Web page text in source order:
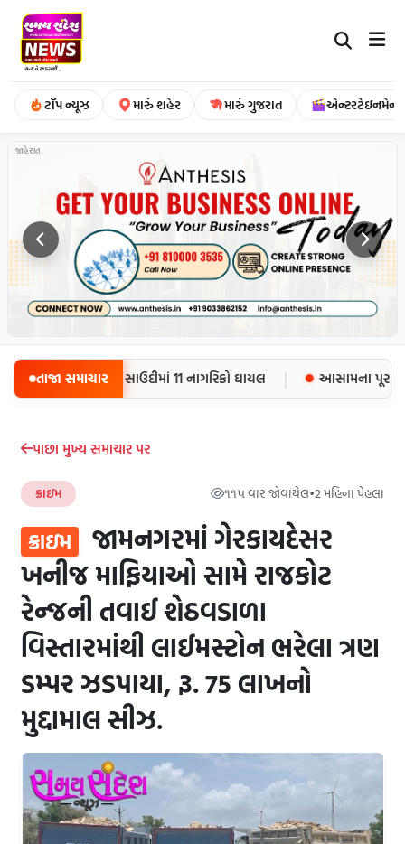
ટૉપ ન્યૂઝ મારું શહેર મારું ગુજરાત એન્ટરટેઇનમેન્ટ
જાહેરાત
તાજા સમાચાર
સૈનિકોના મોત, સાઉદીમાં 11 નાગરિકો ઘાયલ | આસામના પૂર
પાછા મુખ્ય સમાચાર પર
ક્રાઇમ ૧૧૫ વાર જોવાયેલ•2 મહિના પેહલા
ક્રાઇમ
જામનગરમાં ગેરકાયદેસર
ખનીજ માફિયાઓ સામે રાજકોટ
રેન્જની તવાઈ શેઠવડાળા
વિસ્તારમાંથી લાઈમસ્ટોન ભરેલા ત્રણ
ડમ્પર ઝડપાયા, રૂ. 75 લાખનો
મુદ્દામાલ સીઝ.